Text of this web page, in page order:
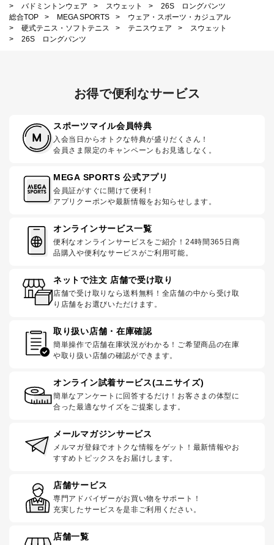
>
バドミントンウェア > スウェット >
26S ロングパンツ
総合TOP
> MEGA SPORTS >
ウェア・スポーツ・カジュアル
>
硬式テニス・ソフトテニス > テニスウェア >
スウェット
>
26S ロングパンツ
お得で便利なサービス
スポーツマイル会員特典
入会当日からオトクな特典が盛りだくさん！
会員さま限定のキャンペーンもお見逃しなく。
MEGA SPORTS 公式アプリ
会員証がすぐに開けて便利！
アプリクーポンや最新情報をお知らせします。
オンラインサービス一覧
便利なオンラインサービスをご紹介！24時間365日商
品購入や便利なサービスがご利用可能。
ネットで注文 店舗で受け取り
店舗で受け取りなら送料無料！全店舗の中から受け取
り店舗をお選びいただけます。
取り扱い店舗・在庫確認
簡単操作で店舗在庫状況がわかる！ご希望商品の在庫
や取り扱い店舗の確認ができます。
オンライン試着サービス(ユニサイズ)
簡単なアンケートに回答するだけ！お客さまの体型に
合った最適なサイズをご提案します。
メールマガジンサービス
メルマガ登録でオトクな情報をゲット！最新情報やお
すすめトピックスをお届けします。
店舗サービス
専門アドバイザーがお買い物をサポート！
充実したサービスを是非ご利用ください。
店舗一覧